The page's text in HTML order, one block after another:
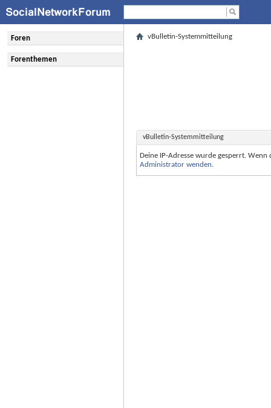
Foren
Forenthemen
vBulletin-Systemmitteilung
vBulletin-Systemmitteilung
Deine IP-Adresse wurde gesperrt.
Administrator wenden.